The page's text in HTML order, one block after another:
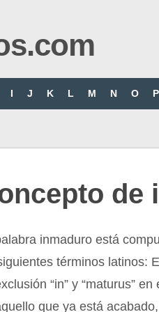
I J K L M N O P
de
inmaduro está
términos latinos:
“in” y “maturus” en
que ya está acabado,